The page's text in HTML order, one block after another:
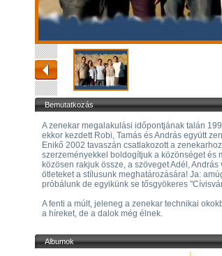
Bemutatkozás
A zenekar megalakulási időpontjának talán
ekkor kezdett Robi, Tamás és András együtt
Enikő 2002 tavaszán csatlakozott a
szerzeményekkel boldogítjuk a közönséget és
közösen rakjuk össze, a szöveget Adél,
ötleteket a stílusunk meghatározására! Ja:
próbálunk de egyikünk se tősgyökeres
A fenti a múlt, jeleneg a zenekar technikai
a híreket, de a dalok még élnek.
Albumok